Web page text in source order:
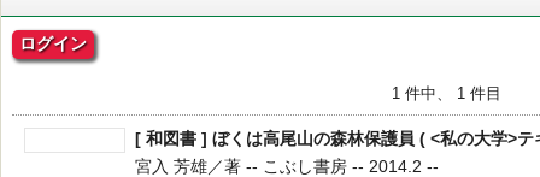
ログイン
1 件中、 1 件目
[ 和図書 ] ぼくは高尾山の森林保護員 ( <私の大学>テ
宮入 芳雄／著 -- こぶし書房 -- 2014.2 --